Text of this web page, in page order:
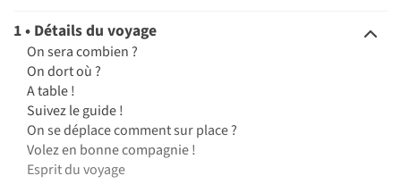
1 • Détails du voyage
On sera combien ?
On dort où ?
A table !
Suivez le guide !
On se déplace comment sur place ?
Volez en bonne compagnie !
Esprit du voyage